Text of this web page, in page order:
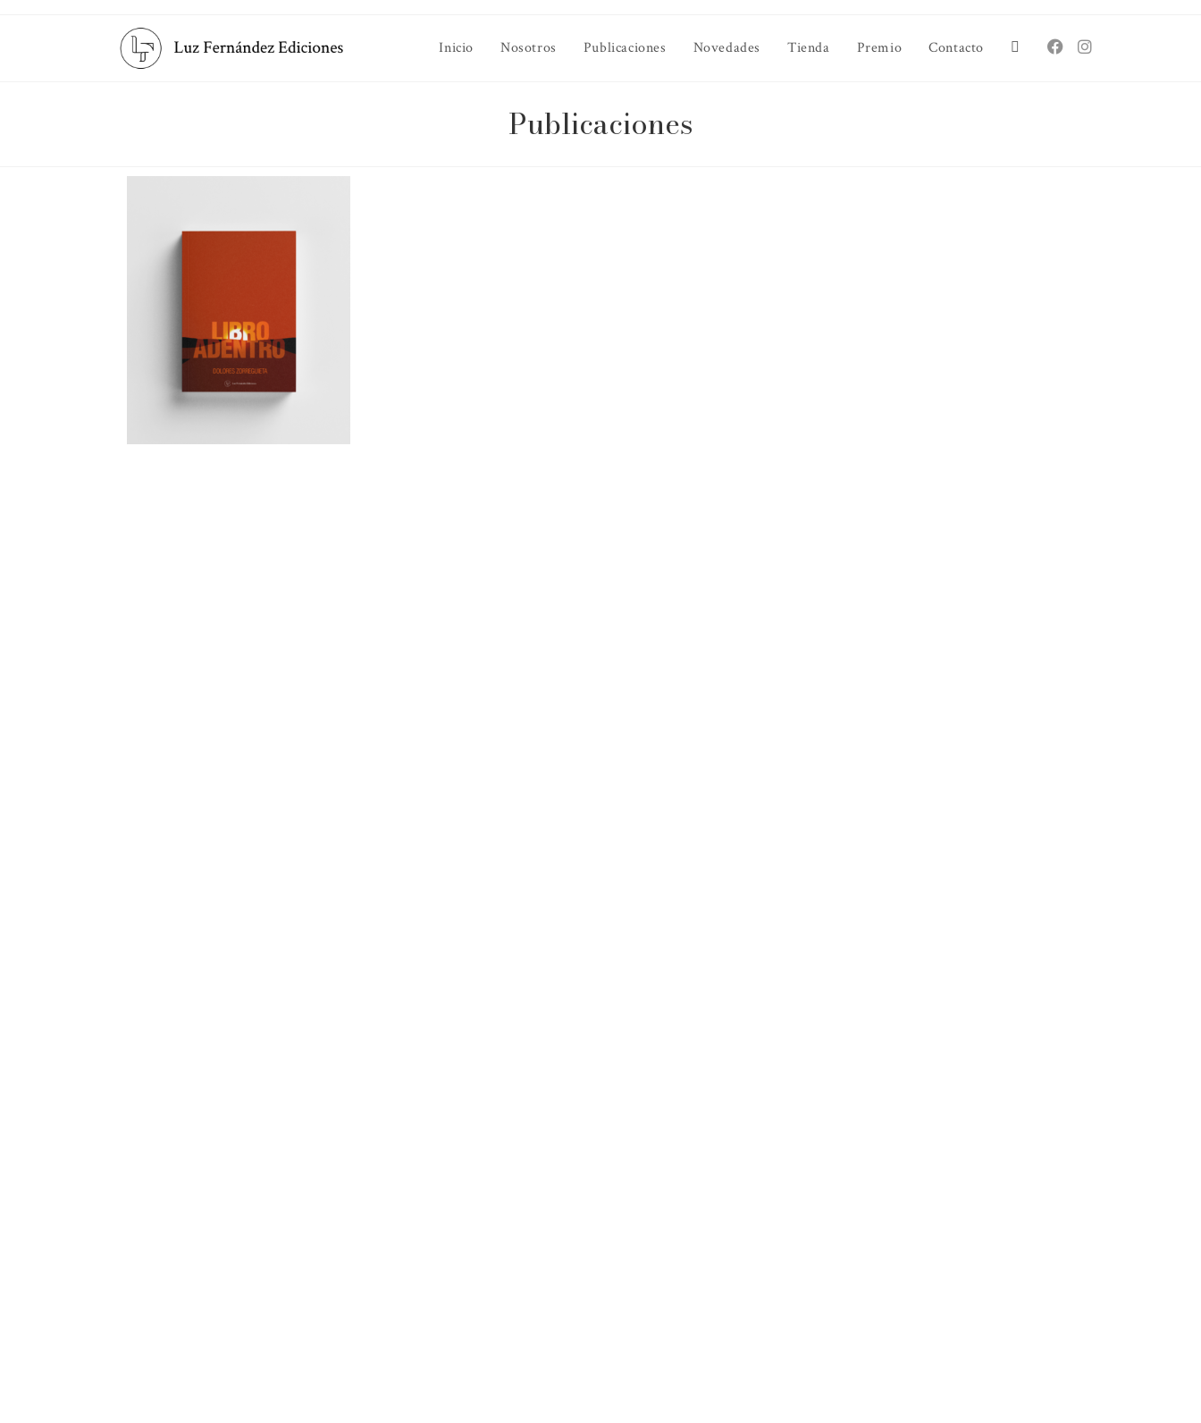
Inicio Nosotros Publicaciones Novedades Tienda Premio Contacto
Publicaciones